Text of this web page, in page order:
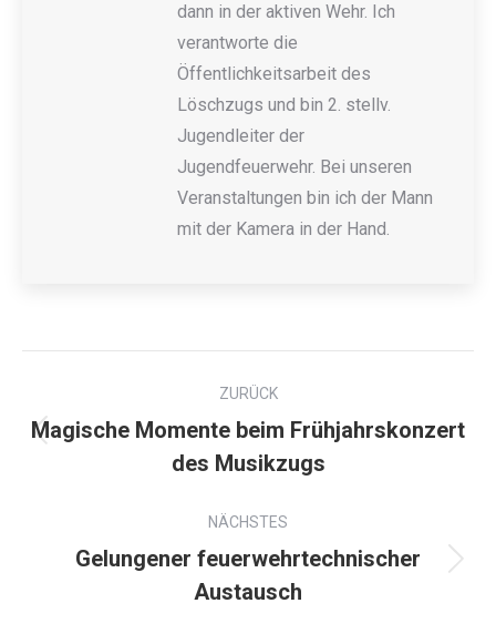
dann in der aktiven Wehr. Ich
verantworte die
Öffentlichkeitsarbeit des
Löschzugs und bin 2. stellv.
Jugendleiter der
Jugendfeuerwehr. Bei unseren
Veranstaltungen bin ich der Mann
mit der Kamera in der Hand.
ZURÜCK
Magische Momente beim Frühjahrskonzert
des Musikzugs
NÄCHSTES
Gelungener feuerwehrtechnischer
Austausch